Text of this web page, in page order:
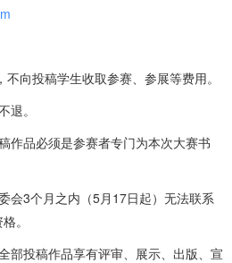
向投稿学生收取参赛、参展等费用。
。
作品必须是参赛者专门为本次大赛书
会3个月之内（5月17日起）无法联系
。
部投稿作品享有评审、展示、出版、宣